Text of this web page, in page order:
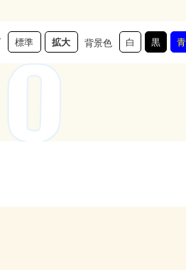
標準 拡大 背景色 白 黒 青